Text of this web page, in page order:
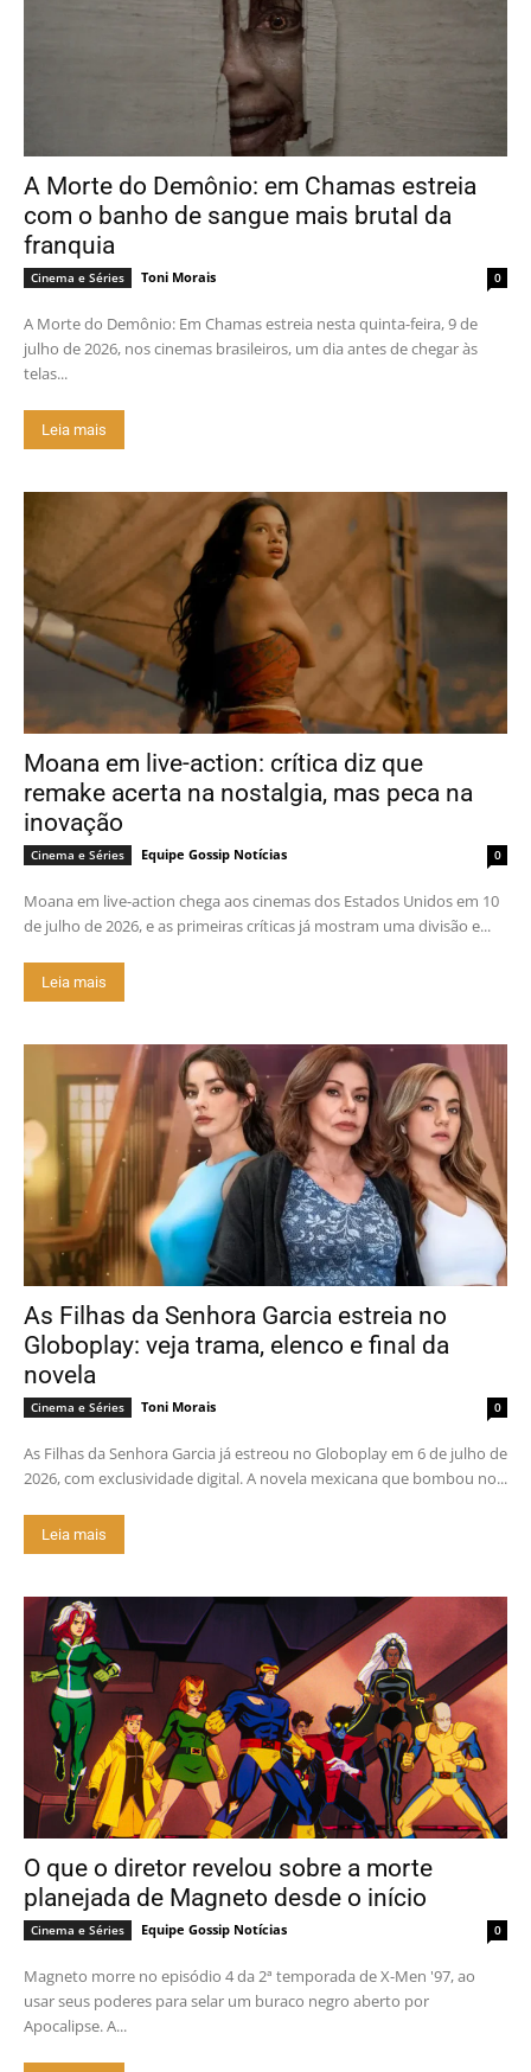
A Morte do Demônio: em Chamas estreia
com o banho de sangue mais brutal da
franquia
Cinema e Séries Toni Morais 0
A Morte do Demônio: Em Chamas estreia nesta quinta-feira, 9 de
julho de 2026, nos cinemas brasileiros, um dia antes de chegar às
telas...
Leia mais
Moana em live-action: crítica diz que
remake acerta na nostalgia, mas peca na
inovação
Cinema e Séries Equipe Gossip Notícias 0
Moana em live-action chega aos cinemas dos Estados Unidos em 10
de julho de 2026, e as primeiras críticas já mostram uma divisão e...
Leia mais
As Filhas da Senhora Garcia estreia no
Globoplay: veja trama, elenco e final da
novela
Cinema e Séries Toni Morais 0
As Filhas da Senhora Garcia já estreou no Globoplay em 6 de julho de
2026, com exclusividade digital. A novela mexicana que bombou no...
Leia mais
O que o diretor revelou sobre a morte
planejada de Magneto desde o início
Cinema e Séries Equipe Gossip Notícias 0
Magneto morre no episódio 4 da 2ª temporada de X-Men '97, ao
usar seus poderes para selar um buraco negro aberto por
Apocalipse. A...